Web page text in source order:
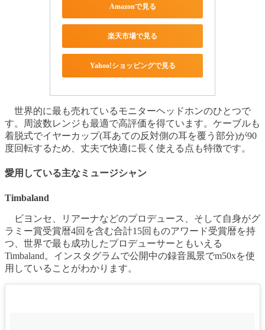
Amazonで見る
楽天市場で見る
Yahoo!ショッピングで見る
世界的に最も売れているモニターヘッドホンのひとつで
す。周波数レンジも最適で高評価を得ています。ケーブルも
着脱式でイヤーカップ(耳あての反対側の耳を覆う部分)が90
度回転するため、丈夫で快適に長く使える点も特徴です。
愛用している主なミュージシャン
Timbaland
ビヨンセ、リアーナなどのプロデュース、そして自身がグ
ラミー賞受賞暦4回を含む合計15回ものアワード受賞暦を持
つ、世界で最も成功したプロデューサーともいえる
Timbaland。インスタグラムで公開中の録音風景でm50xを使
用していることがわかります。